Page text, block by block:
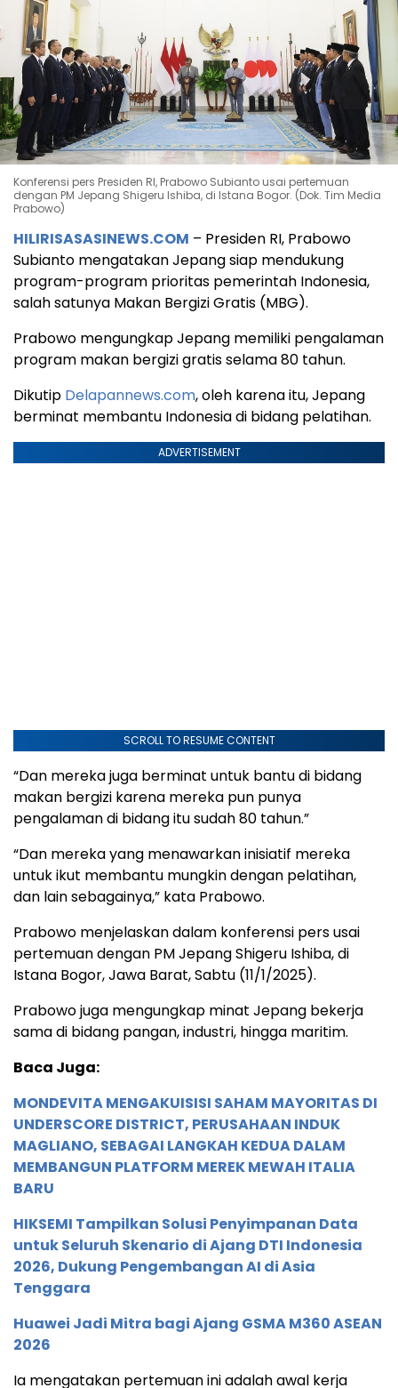
Konferensi pers Presiden RI, Prabowo Subianto usai pertemuan
dengan PM Jepang Shigeru Ishiba, di Istana Bogor. (Dok. Tim Media
Prabowo)
HILIRISASASINEWS.COM – Presiden RI, Prabowo
Subianto mengatakan Jepang siap mendukung
program-program prioritas pemerintah Indonesia,
salah satunya Makan Bergizi Gratis (MBG).
Prabowo mengungkap Jepang memiliki pengalaman
program makan bergizi gratis selama 80 tahun.
Dikutip Delapannews.com, oleh karena itu, Jepang
berminat membantu Indonesia di bidang pelatihan.
ADVERTISEMENT
SCROLL TO RESUME CONTENT
“Dan mereka juga berminat untuk bantu di bidang
makan bergizi karena mereka pun punya
pengalaman di bidang itu sudah 80 tahun.”
“Dan mereka yang menawarkan inisiatif mereka
untuk ikut membantu mungkin dengan pelatihan,
dan lain sebagainya,” kata Prabowo.
Prabowo menjelaskan dalam konferensi pers usai
pertemuan dengan PM Jepang Shigeru Ishiba, di
Istana Bogor, Jawa Barat, Sabtu (11/1/2025).
Prabowo juga mengungkap minat Jepang bekerja
sama di bidang pangan, industri, hingga maritim.
Baca Juga:
MONDEVITA MENGAKUISISI SAHAM MAYORITAS DI
UNDERSCORE DISTRICT, PERUSAHAAN INDUK
MAGLIANO, SEBAGAI LANGKAH KEDUA DALAM
MEMBANGUN PLATFORM MEREK MEWAH ITALIA
BARU
HIKSEMI Tampilkan Solusi Penyimpanan Data
untuk Seluruh Skenario di Ajang DTI Indonesia
2026, Dukung Pengembangan AI di Asia
Tenggara
Huawei Jadi Mitra bagi Ajang GSMA M360 ASEAN
2026
Ia mengatakan pertemuan ini adalah awal kerja